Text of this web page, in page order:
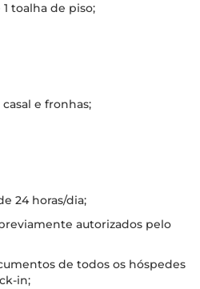
toalha de piso;
e fronhas;
24 horas/dia;
autorizados pelo
de todos os hóspedes
in;